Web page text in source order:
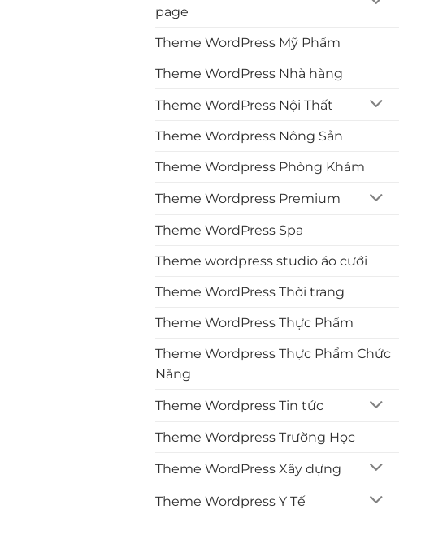
page
Theme WordPress Mỹ Phẩm
Theme WordPress Nhà hàng
Theme WordPress Nội Thất
Theme Wordpress Nông Sản
Theme Wordpress Phòng Khám
Theme Wordpress Premium
Theme WordPress Spa
Theme wordpress studio áo cưới
Theme WordPress Thời trang
Theme WordPress Thực Phẩm
Theme Wordpress Thực Phẩm Chức
Năng
Theme Wordpress Tin tức
Theme Wordpress Trường Học
Theme WordPress Xây dựng
Theme Wordpress Y Tế